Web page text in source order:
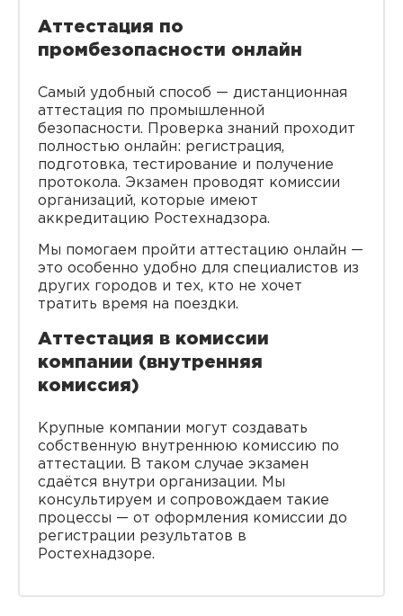
Аттестация по
промбезопасности онлайн
Самый удобный способ — дистанционная
аттестация по промышленной
безопасности. Проверка знаний проходит
полностью онлайн: регистрация,
подготовка, тестирование и получение
протокола. Экзамен проводят комиссии
организаций, которые имеют
аккредитацию Ростехнадзора.
Мы помогаем пройти аттестацию онлайн —
это особенно удобно для специалистов из
других городов и тех, кто не хочет
тратить время на поездки.
Аттестация в комиссии
компании (внутренняя
комиссия)
Крупные компании могут создавать
собственную внутреннюю комиссию по
аттестации. В таком случае экзамен
сдаётся внутри организации. Мы
консультируем и сопровождаем такие
процессы — от оформления комиссии до
регистрации результатов в
Ростехнадзоре.